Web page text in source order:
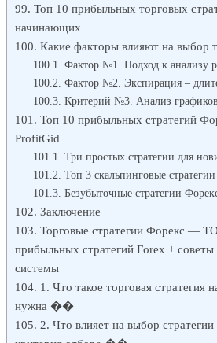
Топ 10 прибыльных торговых
начинающих
Какие факторы влияют на выбор
Фактор №1. Подход к анализу
Фактор №2. Экспирация –
Критерий №3. Анализ графиков
Топ 10 прибыльных стратегий
ProfitGid
Три простых стратегии для
Топ 3 скальпинговые
Безубыточные стратегии
Заключение
Торговые стратегии Форекс —
прибыльных стратегий Forex +
системы
1. Что такое торговая стратегия
нужна ��
2. Что влияет на выбор